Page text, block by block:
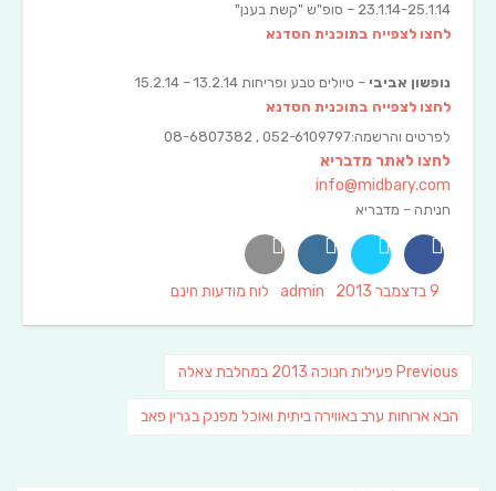
23.1.14-25.1.14 – סופ"ש "קשת בענן"
לחצו לצפייה בתוכנית הסדנא
נופשון אביבי – טיולים טבע ופריחות 13.2.14 – 15.2.14
לחצו לצפייה בתוכנית הסדנא
לפרטים והרשמה:052-6109797 , 08-6807382
לחצו לאתר מדבריא
info@midbary.com
חניתה – מדבריא
Posted
9 בדצמבר 2013 Author
admin
Categories
לוח מודעות חינם
Previous
Previous
פעילות חנוכה 2013 במחלבת צאלה
הבא פוסט
ארוחות ערב באווירה ביתית ואוכל מפנק בגרין פאב